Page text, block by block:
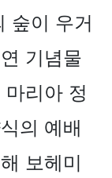
숲이 우거
기념물
리아 정
의 예배
보헤미